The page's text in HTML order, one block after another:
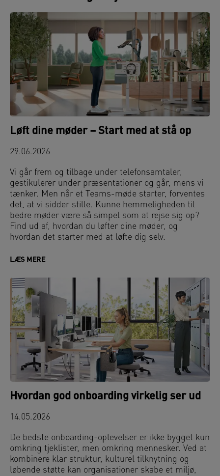
Løft dine møder – Start med at stå op
29.06.2026
Vi går frem og tilbage under telefonsamtaler,
gestikulerer under præsentationer og går, mens vi
tænker. Men når et Teams-møde starter, forventes
det, at vi sidder stille. Kunne hemmeligheden til
bedre møder være så simpel som at rejse sig op?
Find ud af, hvordan du løfter dine møder, og
hvordan det starter med at løfte dig selv.
LÆS MERE
Hvordan god onboarding virkelig ser ud
14.05.2026
De bedste onboarding-oplevelser er ikke bygget kun
omkring tjeklister, men omkring mennesker. Ved at
kombinere klar struktur, kulturel tilknytning og
løbende støtte kan organisationer skabe et miljø,